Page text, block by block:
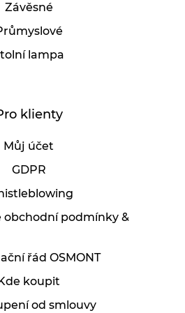
Závěsné
lampa
klienty
Můj účet
GDPR
obchodní podmínky &
řád OSMONT
Kde koupit
od smlouvy